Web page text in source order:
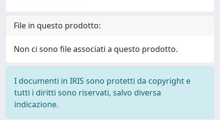
File in questo prodotto:
Non ci sono file associati a questo prodotto.
I documenti in IRIS sono protetti da copyright e
tutti i diritti sono riservati, salvo diversa
indicazione.